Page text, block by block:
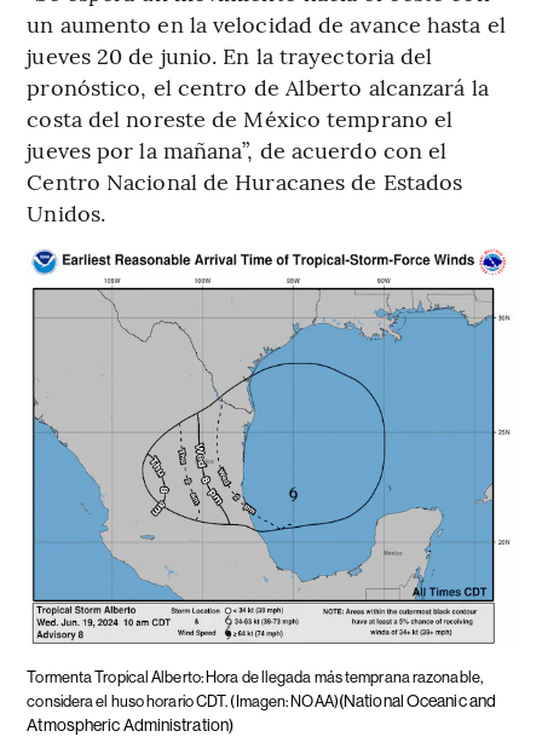
un aumento en la velocidad de avance hasta el
jueves 20 de junio. En la trayectoria del
pronóstico, el centro de Alberto alcanzará la
costa del noreste de México temprano el
jueves por la mañana”, de acuerdo con el
Centro Nacional de Huracanes de Estados
Unidos.
Tormenta Tropical Alberto: Hora de llegada más temprana razonable,
considera el huso horario CDT. (Imagen: NOAA)(National Oceanic and
Atmospheric Administration)